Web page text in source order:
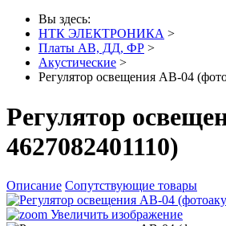
Вы здесь:
НТК ЭЛЕКТРОНИКА >
Платы АВ, ДД, ФР >
Акустические >
Регулятор освещения АВ-04
Регулятор
4627082401110)
Описание Сопутствующие товары
Увеличить изображение